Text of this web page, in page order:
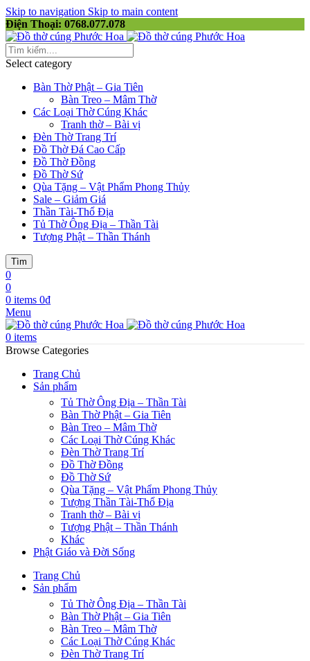
Skip to navigation Skip to main content
Điện Thoại: 0768.077.078
Select category
Bàn Thờ Phật – Gia Tiên
Bàn Treo – Mâm Thờ
Các Loại Thờ Cúng Khác
Tranh thờ – Bài vị
Đèn Thờ Trang Trí
Đồ Thờ Đá Cao Cấp
Đồ Thờ Đồng
Đồ Thờ Sứ
Qùa Tặng – Vật Phẩm Phong Thủy
Sale – Giảm Giá
Thần Tài-Thổ Địa
Tủ Thờ Ông Địa – Thần Tài
Tượng Phật – Thần Thánh
Tìm
0
0
0 items 0₫
Menu
0 items
Browse Categories
Trang Chủ
Sản phẩm
Tủ Thờ Ông Địa – Thần Tài
Bàn Thờ Phật – Gia Tiên
Bàn Treo – Mâm Thờ
Các Loại Thờ Cúng Khác
Đèn Thờ Trang Trí
Đồ Thờ Đồng
Đồ Thờ Sứ
Qùa Tặng – Vật Phẩm Phong Thủy
Tượng Thần Tài-Thổ Địa
Tranh thờ – Bài vị
Tượng Phật – Thần Thánh
Khác
Phật Giáo và Đời Sống
Trang Chủ
Sản phẩm
Tủ Thờ Ông Địa – Thần Tài
Bàn Thờ Phật – Gia Tiên
Bàn Treo – Mâm Thờ
Các Loại Thờ Cúng Khác
Đèn Thờ Trang Trí